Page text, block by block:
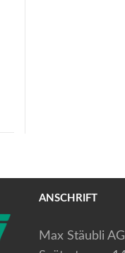
ANSCHRIFT
Max Stäubli AG